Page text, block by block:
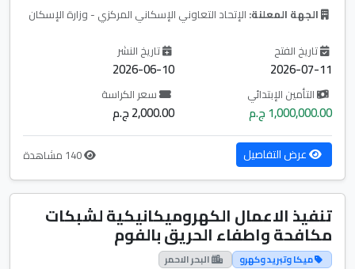
الجهة المعلنة: الإتحاد التعاوني الإسكاني المركزي - وزارة الإسكان
تاريخ الفتح
2026-07-11
تاريخ النشر
2026-06-10
التأمين الإبتدائي
1,000,000.00 ج.م
سعر الكراسة
2,000.00 ج.م
عرض التفاصيل
تنفيذ الاعمال الكهروميكانيكية لشبكات
مكافحة واطفاء الحريق بالفوم
ميكا وتبريد وكهرو البحر الاحمر